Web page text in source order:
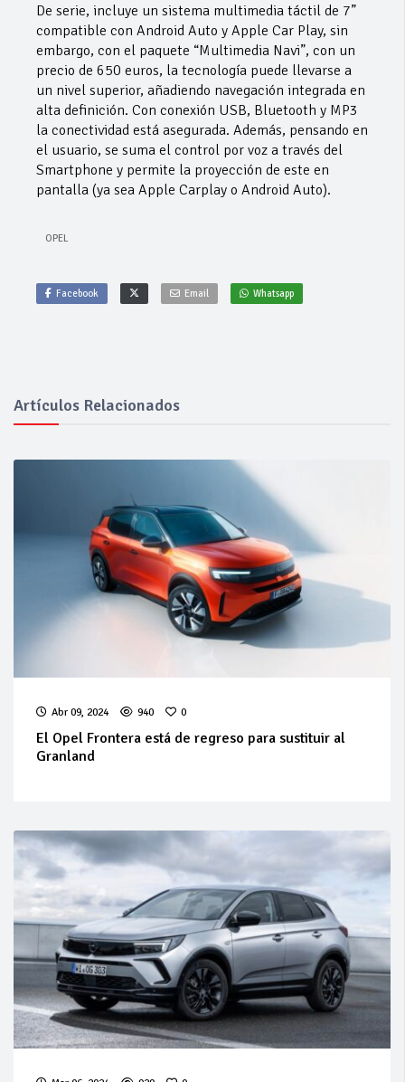
De serie, incluye un sistema multimedia táctil de 7”
compatible con Android Auto y Apple Car Play, sin
embargo, con el paquete “Multimedia Navi”, con un
precio de 650 euros, la tecnología puede llevarse a
un nivel superior, añadiendo navegación integrada en
alta definición. Con conexión USB, Bluetooth y MP3
la conectividad está asegurada. Además, pensando en
el usuario, se suma el control por voz a través del
Smartphone y permite la proyección de este en
pantalla (ya sea Apple Carplay o Android Auto).
OPEL
Facebook Email Whatsapp
Artículos Relacionados
Abr 09, 2024 940 0
El Opel Frontera está de regreso para sustituir al
Granland